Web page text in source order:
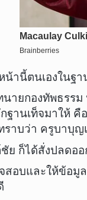
านี้ตนเองในฐ
นายกองทัพธร
ฐานเท็จมาให้
าบว่า ครูบาบุ
ก็ได้สั่งปลดอ
อบและให้ข้อมู